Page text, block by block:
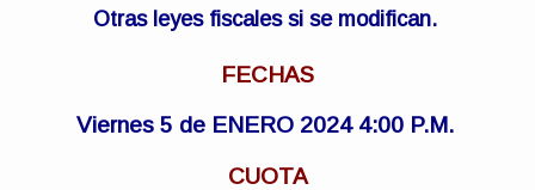
Otras leyes fiscales si se modifican.
FECHAS
Viernes 5 de ENERO 2024 4:00 P.M.
CUOTA